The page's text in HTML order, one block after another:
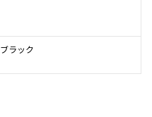
ラック